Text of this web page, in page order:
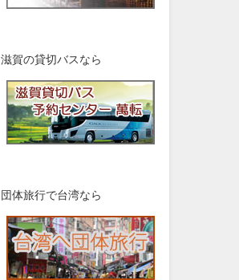
滋賀の貸切バスなら
団体旅行で台湾なら